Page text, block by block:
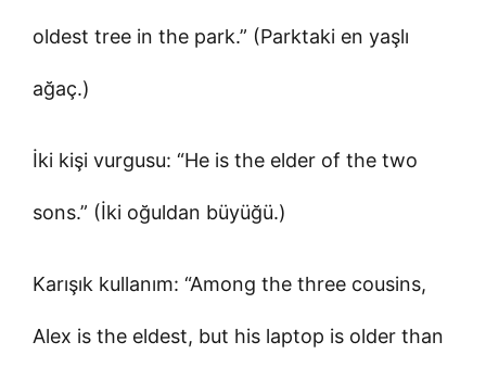
oldest tree in the park.” (Parktaki en yaşlı
ağaç.)
İki kişi vurgusu: “He is the elder of the two
sons.” (İki oğuldan büyüğü.)
Karışık kullanım: “Among the three cousins,
Alex is the eldest, but his laptop is older than